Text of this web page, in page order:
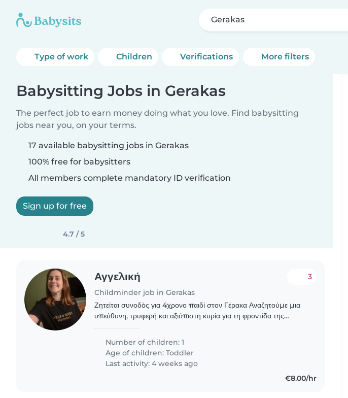
Gerakas
Type of work Children Verifications More filters
Babysitting Jobs in Gerakas
The perfect job to earn money doing what you love. Find babysitting
jobs near you, on your terms.
17 available babysitting jobs in Gerakas
100% free for babysitters
All members complete mandatory ID verification
Sign up for free
4.7 / 5
Αγγελική
Childminder job in Gerakas
3
Ζητείται συνοδός για 4χρονο παιδί στον Γέρακα Αναζητούμε μια
υπεύθυνη, τρυφερή και αξιόπιστη κυρία για τη φροντίδα της
Αρμοδιότητες:..
Number of children: 1
Age of children:Toddler
Last activity: 4 weeks ago
€8.00/hr